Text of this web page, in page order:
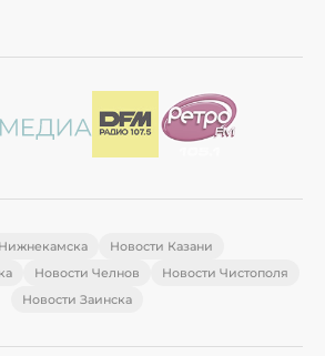
Новости Казани
Новости Челнов
Новости Чистополя
Новости Заинска